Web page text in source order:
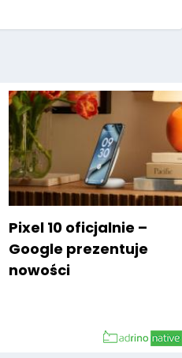
Pixel 10 oficjalnie –
Google prezentuje
nowości